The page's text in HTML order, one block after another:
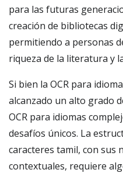
para las futuras
creación de bibliotecas
permitiendo a personas
riqueza de la literatura y
Si bien la OCR para
alcanzado un alto grado
OCR para idiomas
desafíos únicos. La
caracteres tamil, con sus
contextuales, requiere